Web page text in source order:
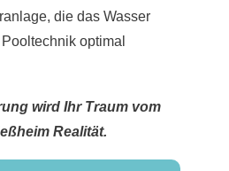
die das Wasser
optimal
wird Ihr Traum vom
Realität.